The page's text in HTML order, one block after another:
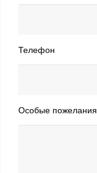
Телефон
Особые пожелания